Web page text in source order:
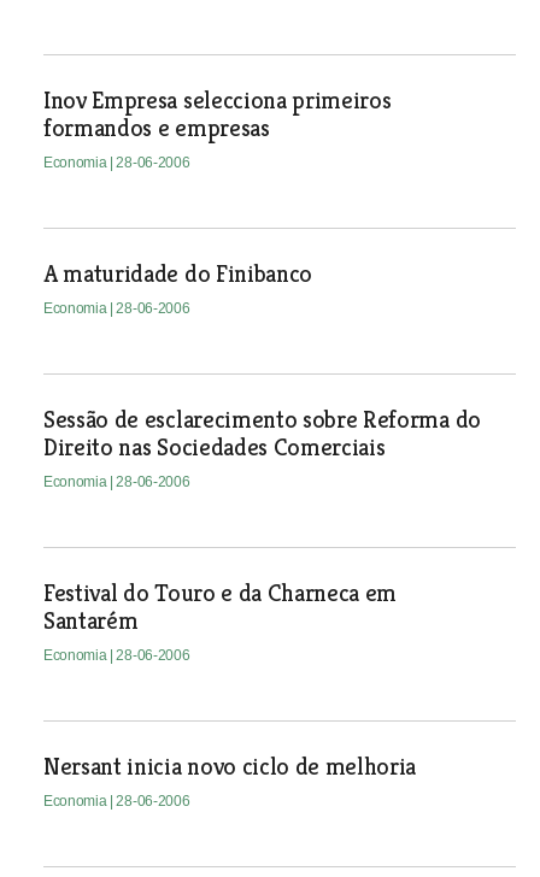
Inov Empresa selecciona primeiros
formandos e empresas
Economia | 28-06-2006
A maturidade do Finibanco
Economia | 28-06-2006
Sessão de esclarecimento sobre Reforma do
Direito nas Sociedades Comerciais
Economia | 28-06-2006
Festival do Touro e da Charneca em
Santarém
Economia | 28-06-2006
Nersant inicia novo ciclo de melhoria
Economia | 28-06-2006